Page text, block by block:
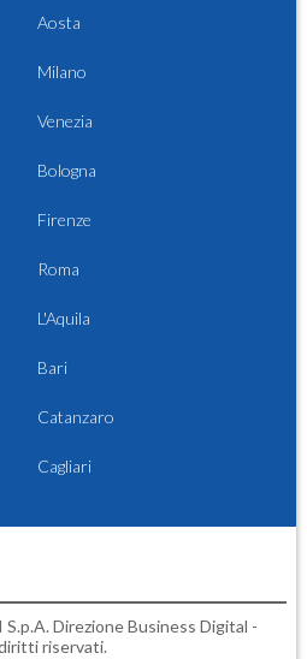
Aosta
Milano
Venezia
Bologna
Firenze
Roma
L'Aquila
Bari
Catanzaro
Cagliari
Direzione Business Digital -
riservati.